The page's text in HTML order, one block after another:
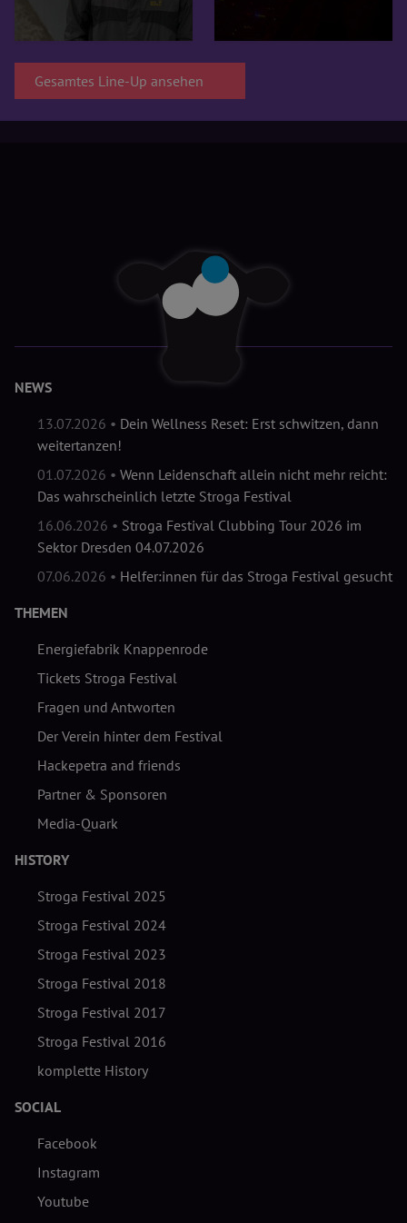
Gesamtes Line-Up ansehen
NEWS
13.07.2026 • Dein Wellness Reset: Erst schwitzen, dann
weitertanzen!
01.07.2026 • Wenn Leidenschaft allein nicht mehr reicht:
Das wahrscheinlich letzte Stroga Festival
16.06.2026 • Stroga Festival Clubbing Tour 2026 im
Sektor Dresden 04.07.2026
07.06.2026 • Helfer:innen für das Stroga Festival gesucht
THEMEN
Energiefabrik Knappenrode
Tickets Stroga Festival
Fragen und Antworten
Der Verein hinter dem Festival
Hackepetra and friends
Partner & Sponsoren
Media-Quark
HISTORY
Stroga Festival 2025
Stroga Festival 2024
Stroga Festival 2023
Stroga Festival 2018
Stroga Festival 2017
Stroga Festival 2016
komplette History
SOCIAL
Facebook
Instagram
Youtube